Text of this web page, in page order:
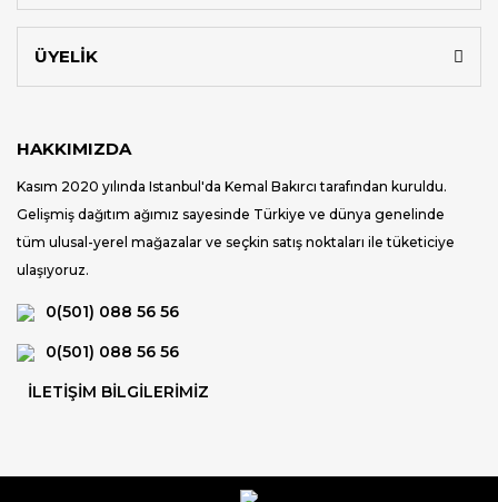
ÜYELİK
HAKKIMIZDA
Kasım 2020 yılında Istanbul'da Kemal Bakırcı tarafından kuruldu.
Gelişmiş dağıtım ağımız sayesinde Türkiye ve dünya genelinde
tüm ulusal-yerel mağazalar ve seçkin satış noktaları ile tüketiciye
ulaşıyoruz.
0(501) 088 56 56
0(501) 088 56 56
İLETİŞİM BİLGİLERİMİZ